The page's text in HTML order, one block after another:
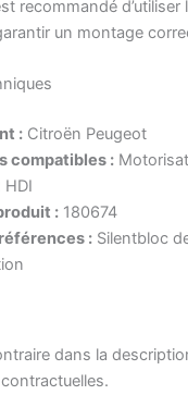
recommandé d’utiliser
un montage
:Citroën Peugeot
compatibles :
HDI
:180674
:Silentbloc
dans la